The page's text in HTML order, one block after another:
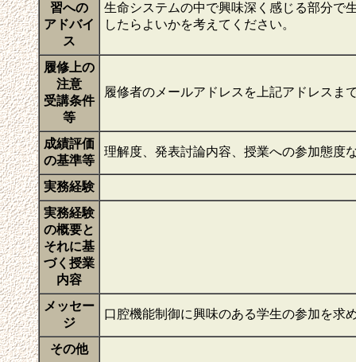
習への
アドバイ
ス
生命システムの中で興味深く感じる部分で
したらよいかを考えてください。
履修上の
注意
受講条件
等
履修者のメールアドレスを上記アドレスま
成績評価
の基準等
理解度、発表討論内容、授業への参加態度
実務経験
実務経験
の概要と
それに基
づく授業
内容
メッセー
ジ
口腔機能制御に興味のある学生の参加を求
その他